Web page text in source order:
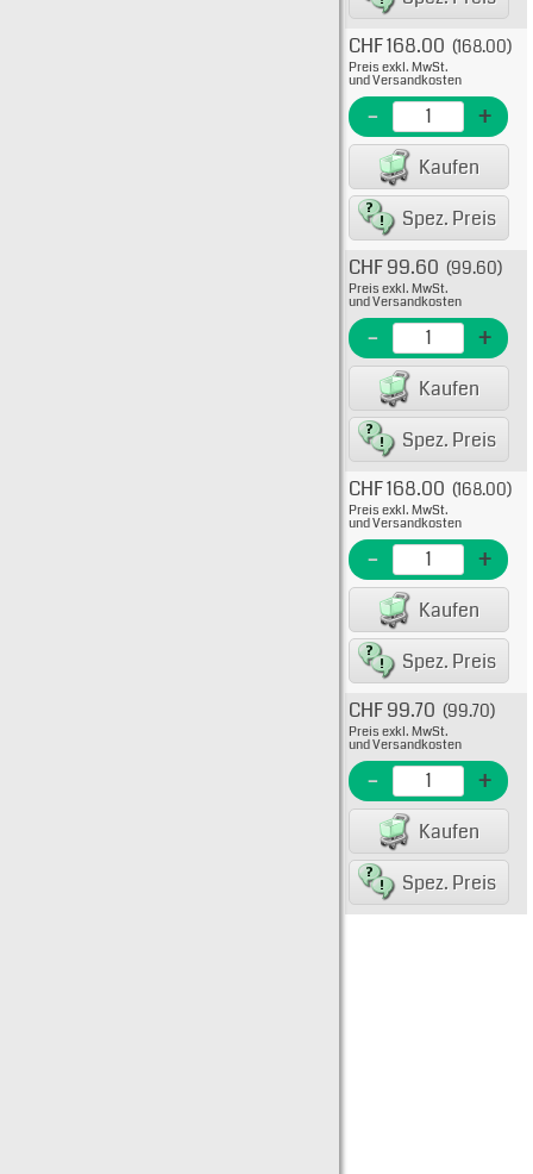
Typ:
EME
CHF 168.00 (168.00)
Preis exkl. MwSt.
und Versandkosten
- +
Kaufen
Spez. Preis
Typ:
EME
CHF 99.60 (99.60)
Preis exkl. MwSt.
und Versandkosten
- +
Kaufen
Spez. Preis
Typ:
EME
CHF 168.00 (168.00)
Preis exkl. MwSt.
und Versandkosten
- +
Kaufen
Spez. Preis
Typ:
EME
CHF 99.70 (99.70)
Preis exkl. MwSt.
und Versandkosten
- +
Kaufen
Spez. Preis